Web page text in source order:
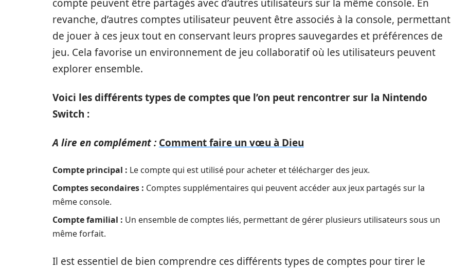
compte peuvent être partagés avec d’autres utilisateurs sur la même console. En
revanche, d’autres comptes utilisateur peuvent être associés à la console, permettant
de jouer à ces jeux tout en conservant leurs propres sauvegardes et préférences de
jeu. Cela favorise un environnement de jeu collaboratif où les utilisateurs peuvent
explorer ensemble.
Voici les différents types de comptes que l’on peut rencontrer sur la Nintendo
Switch :
A lire en complément : Comment faire un vœu à Dieu
Compte principal : Le compte qui est utilisé pour acheter et télécharger des jeux.
Comptes secondaires : Comptes supplémentaires qui peuvent accéder aux jeux partagés sur la
même console.
Compte familial : Un ensemble de comptes liés, permettant de gérer plusieurs utilisateurs sous un
même forfait.
Il est essentiel de bien comprendre ces différents types de comptes pour tirer le